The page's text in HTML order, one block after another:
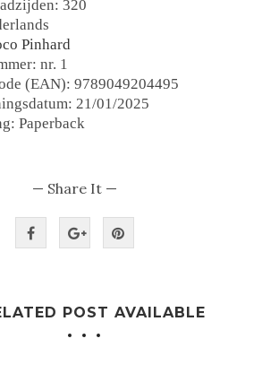
320
Pinhard
nr. 1
(EAN): 9789049204495
21/01/2025
Paperback
— Share It —
POST AVAILABLE